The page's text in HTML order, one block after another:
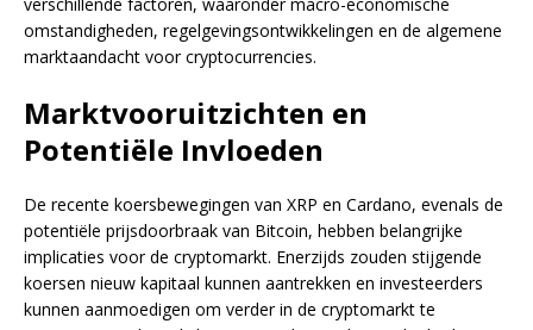
omstandigheden, regelgevingsontwikkelingen en de algemene
marktaandacht voor cryptocurrencies.
Marktvooruitzichten en
Potentiële Invloeden
De recente koersbewegingen van XRP en Cardano, evenals de
potentiële prijsdoorbraak van Bitcoin, hebben belangrijke
implicaties voor de cryptomarkt. Enerzijds zouden stijgende
koersen nieuw kapitaal kunnen aantrekken en investeerders
kunnen aanmoedigen om verder in de cryptomarkt te